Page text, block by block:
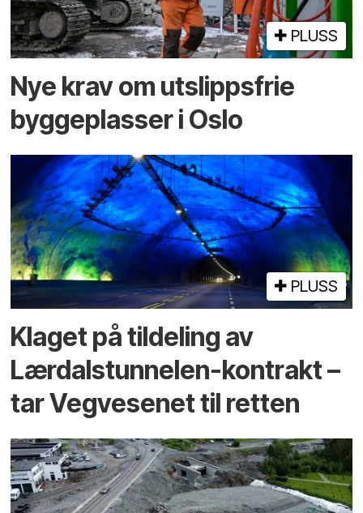
PLUSS
Nye krav om utslippsfrie
byggeplasser i Oslo
PLUSS
Klaget på tildeling av
Lærdalstunnelen-kontrakt –
tar Vegvesenet til retten